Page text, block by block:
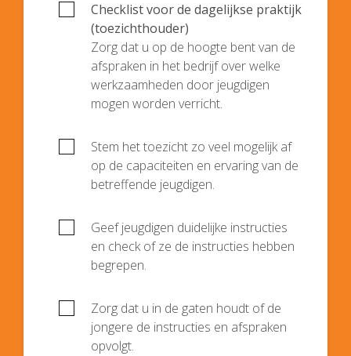
Checklist voor de dagelijkse praktijk
(toezichthouder)
Zorg dat u op de hoogte bent van de
afspraken in het bedrijf over welke
werkzaamheden door jeugdigen
mogen worden verricht.
Stem het toezicht zo veel mogelijk af
op de capaciteiten en ervaring van de
betreffende jeugdigen.
Geef jeugdigen duidelijke instructies
en check of ze de instructies hebben
begrepen.
Zorg dat u in de gaten houdt of de
jongere de instructies en afspraken
opvolgt.